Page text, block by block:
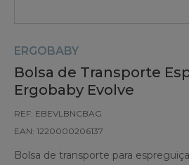
ERGOBABY
Bolsa de Transporte
Ergobaby Evolve
REF: EBEVLBNCBAG
EAN: 1220000206137
Bolsa de transporte para